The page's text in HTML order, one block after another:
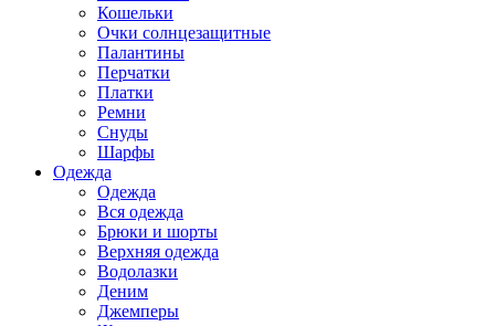
Кошельки
Очки солнцезащитные
Палантины
Перчатки
Платки
Ремни
Снуды
Шарфы
Одежда
Одежда
Вся одежда
Брюки и шорты
Верхняя одежда
Водолазки
Деним
Джемперы